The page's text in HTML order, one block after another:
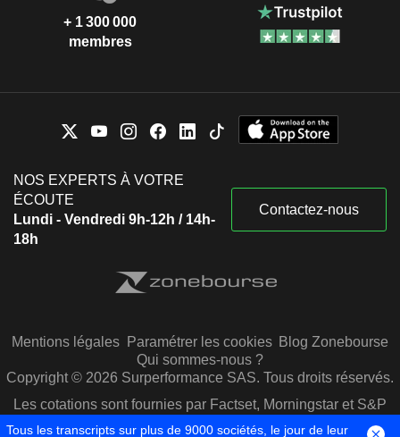
+ 1 300 000
membres
NOS EXPERTS À VOTRE
ÉCOUTE
Lundi - Vendredi 9h-12h / 14h-
18h
Contactez-nous
Mentions légales Paramétrer les cookies Blog Zonebourse
Qui sommes-nous ?
Copyright © 2026 Surperformance SAS. Tous droits réservés.
Les cotations sont fournies par Factset, Morningstar et S&P
Capital IQ
Tous les transcripts sur plus de 9000 sociétés, le jour de leur